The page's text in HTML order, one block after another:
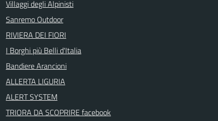
Villaggi degli Alpinisti
Sanremo Outdoor
RIVIERA DEI FIORI
I Borghi più Belli d'Italia
Bandiere Arancioni
ALLERTA LIGURIA
ALERT SYSTEM
TRIORA DA SCOPRIRE facebook